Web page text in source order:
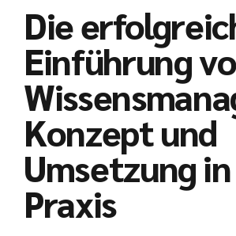
Die
Einführung
Konzept und
Umsetzung
Praxis